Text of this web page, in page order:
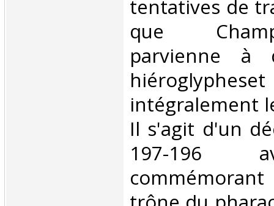
tentatives de
que
parvienne à
intégralement
Il s'agit d'un
197-196